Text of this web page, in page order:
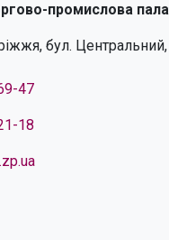
промислова
бул.
47
18